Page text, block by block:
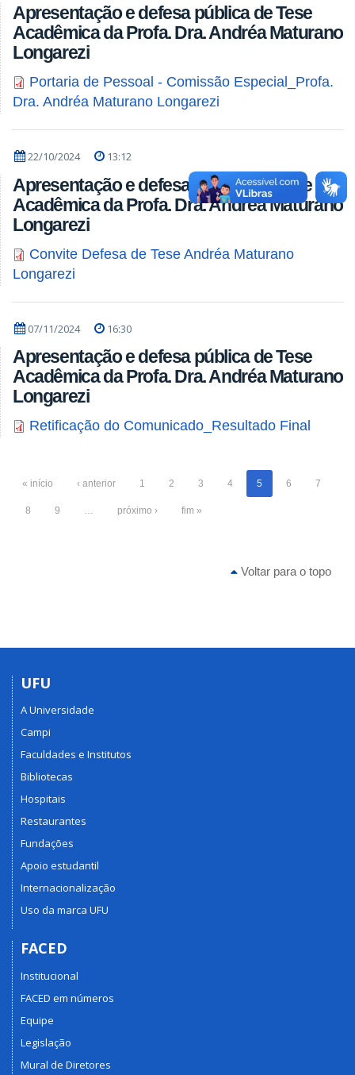
Apresentação e defesa pública de Tese
Acadêmica da Profa. Dra. Andréa Maturano
Longarezi
Portaria de Pessoal - Comissão Especial_Profa.
Dra. Andréa Maturano Longarezi
22/10/2024 13:12
Apresentação e defesa pública de Tese
Acadêmica da Profa. Dra. Andréa Maturano
Longarezi
Convite Defesa de Tese Andréa Maturano
Longarezi
07/11/2024 16:30
Apresentação e defesa pública de Tese
Acadêmica da Profa. Dra. Andréa Maturano
Longarezi
Retificação do Comunicado_Resultado Final
« início ‹ anterior 1 2 3 4 5 6 7
8 9 … próximo › fim »
Voltar para o topo
UFU
A Universidade
Campi
Faculdades e Institutos
Bibliotecas
Hospitais
Restaurantes
Fundações
Apoio estudantil
Internacionalização
Uso da marca UFU
FACED
Institucional
FACED em números
Equipe
Legislação
Mural de Diretores